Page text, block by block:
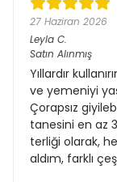
27 Haziran 2026
Leyla C.
Satın Alınmış
Yıllardır
ve yemeniyi
Çorapsız
tanesini en az
terliği olarak,
aldım, farklı